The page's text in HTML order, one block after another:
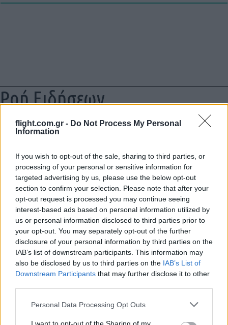
flight.com.gr - Do Not Process My Personal
Information
If you wish to opt-out of the sale, sharing to third parties, or
processing of your personal or sensitive information for
targeted advertising by us, please use the below opt-out
section to confirm your selection. Please note that after your
opt-out request is processed you may continue seeing
interest-based ads based on personal information utilized by
us or personal information disclosed to third parties prior to
your opt-out. You may separately opt-out of the further
disclosure of your personal information by third parties on the
IAB’s list of downstream participants. This information may
also be disclosed by us to third parties on the IAB’s List of
Downstream Participants that may further disclose it to other
Please note that this website/app uses one or more Google
Personal Data Processing Opt Outs
Ροή Ειδήσεων
της πολυεπίπεδο «Θόλο» αεράμυνας – οι
προκλήσεις για την Ελλάδα
21:05
Μη επανδρωμένα επιφανείας Magura
εξαπέλυσαν drones κατά ρωσικών
ραντάρ στην Κριμαία – βίντεο